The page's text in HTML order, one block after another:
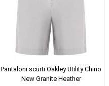
Pantaloni scurti Oakley Utility Chino
New Granite Heather